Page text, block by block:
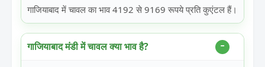
गाजियाबाद में चावल का भाव 4192 से 9169 रूपये प्रति कुएंटल हैं।
गाजियाबाद मंडी में चावल क्या भाव है?